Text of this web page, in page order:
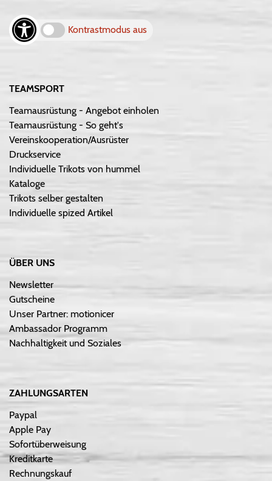
Kontrastmodus aus
TEAMSPORT
Teamausrüstung - Angebot einholen
Teamausrüstung - So geht's
Vereinskooperation/Ausrüster
Druckservice
Individuelle Trikots von hummel
Kataloge
Trikots selber gestalten
Individuelle spized Artikel
ÜBER UNS
Newsletter
Gutscheine
Unser Partner: motionicer
Ambassador Programm
Nachhaltigkeit und Soziales
ZAHLUNGSARTEN
Paypal
Apple Pay
Sofortüberweisung
Kreditkarte
Rechnungskauf